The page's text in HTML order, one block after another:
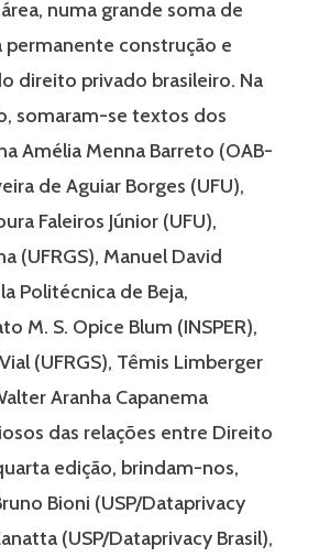
numa grande soma de
permanente construção e
direito privado brasileiro. Na
somaram-se textos dos
Amélia Menna Barreto (OAB-
de Aguiar Borges (UFU),
Faleiros Júnior (UFU),
(UFRGS), Manuel David
Politécnica de Beja,
M. S. Opice Blum (INSPER),
(UFRGS), Têmis Limberger
Aranha Capanema
das relações entre Direito
edição, brindam-nos,
Bioni (USP/Dataprivacy
(USP/Dataprivacy Brasil),